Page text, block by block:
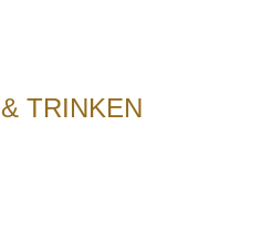
TRINKEN